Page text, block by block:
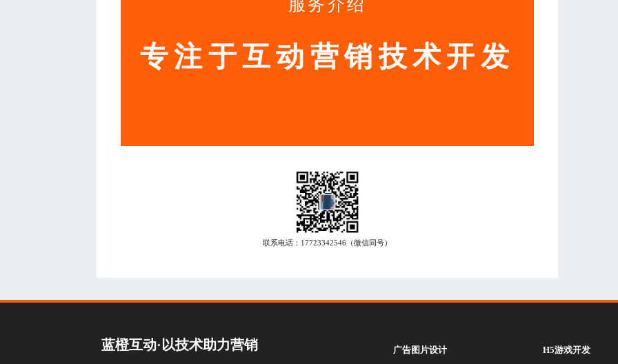
服务介绍
专注于互动营销技术开发
联系电话： 17723342546 （微信同号）
蓝橙互动·以技术助力营销 广告图片设计 H5游戏开发